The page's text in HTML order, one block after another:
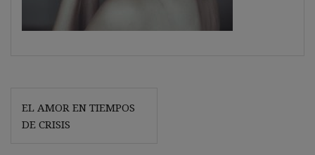
Navegación
de
EL AMOR EN TIEMPOS
DE CRISIS